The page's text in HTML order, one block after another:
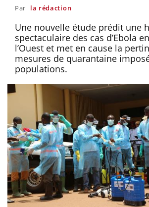
Par la rédaction
Une nouvelle étude prédit une
spectaculaire des cas d’Ebola
l’Ouest et met en cause la
mesures de quarantaine
populations.